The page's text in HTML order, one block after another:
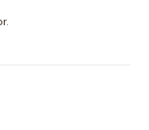
em ambas as
uma infinidade de
diferentes técnicas
A Turbo oferece
único como